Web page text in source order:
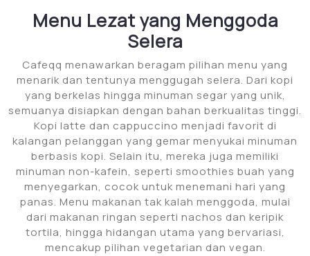
Menu Lezat yang Menggoda
Selera
Cafeqq menawarkan beragam pilihan menu yang
menarik dan tentunya menggugah selera. Dari kopi
yang berkelas hingga minuman segar yang unik,
semuanya disiapkan dengan bahan berkualitas tinggi.
Kopi latte dan cappuccino menjadi favorit di
kalangan pelanggan yang gemar menyukai minuman
berbasis kopi. Selain itu, mereka juga memiliki
minuman non-kafein, seperti smoothies buah yang
menyegarkan, cocok untuk menemani hari yang
panas. Menu makanan tak kalah menggoda, mulai
dari makanan ringan seperti nachos dan keripik
tortila, hingga hidangan utama yang bervariasi,
mencakup pilihan vegetarian dan vegan.